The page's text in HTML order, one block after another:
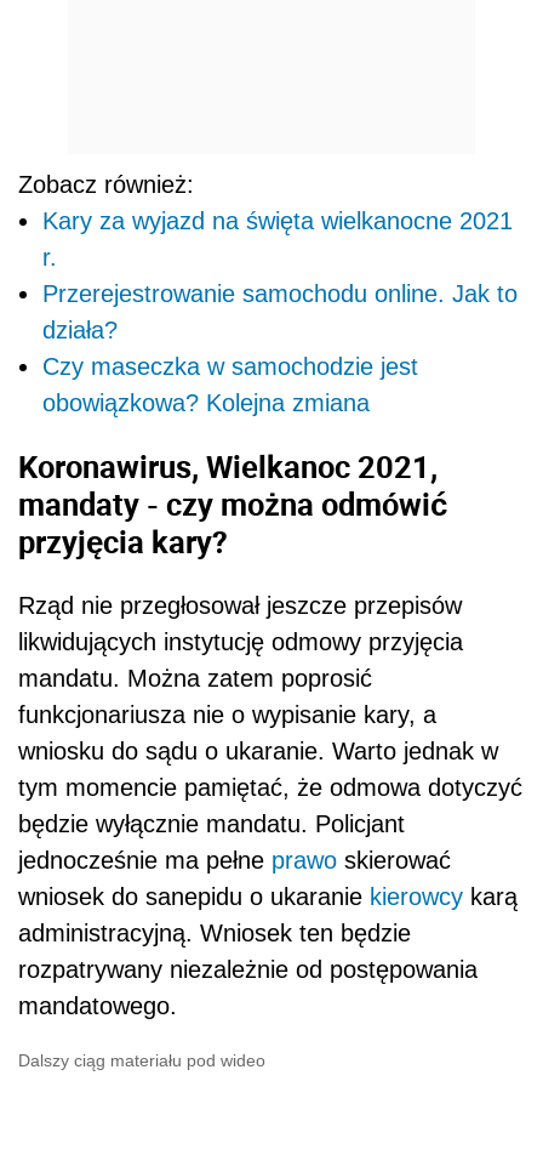
Zobacz również:
Kary za wyjazd na święta wielkanocne 2021
r.
Przerejestrowanie samochodu online. Jak to
działa?
Czy maseczka w samochodzie jest
obowiązkowa? Kolejna zmiana
Koronawirus, Wielkanoc 2021,
mandaty - czy można odmówić
przyjęcia kary?
Rząd nie przegłosował jeszcze przepisów
likwidujących instytucję odmowy przyjęcia
mandatu. Można zatem poprosić
funkcjonariusza nie o wypisanie kary, a
wniosku do sądu o ukaranie. Warto jednak w
tym momencie pamiętać, że odmowa dotyczyć
będzie wyłącznie mandatu. Policjant
jednocześnie ma pełne prawo skierować
wniosek do sanepidu o ukaranie kierowcy karą
administracyjną. Wniosek ten będzie
rozpatrywany niezależnie od postępowania
mandatowego.
Dalszy ciąg materiału pod wideo